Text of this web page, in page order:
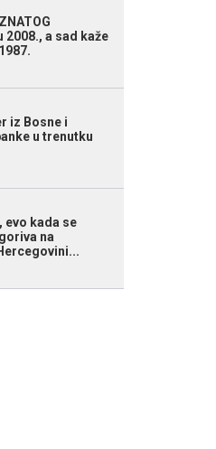
2008., a sad kaže
iz Bosne i
u trenutku
evo kada se
na